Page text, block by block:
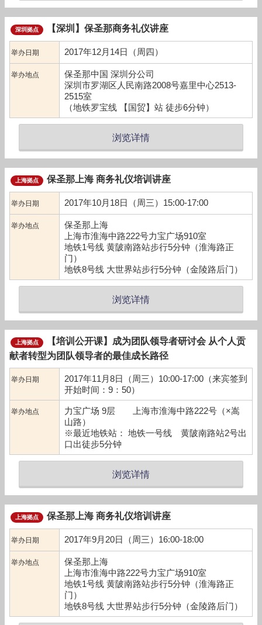
深圳拠点 【深圳】保圣那商务礼仪讲座
举办日期 2017年12月14日（周四）
举办地点
保圣那中国 深圳分公司
深圳市罗湖区人民南路2008号嘉里中心2513-
2515室
（地铁罗宝线 【国贸】站 徒步6分钟）
浏览详情
上海拠点 保圣那上海 商务礼仪培训讲座
举办日期 2017年10月18日（周三）15:00-17:00
举办地点
保圣那上海
上海市淮海中路222号力宝广场910室
地铁1号线 黄陂南路站步行5分钟（淮海路正
门）
地铁8号线 大世界站步行5分钟（金陵路后门）
浏览详情
上海拠点
【培训公开课】成为团队领导者研讨会 从个人贡
献者转型为团队领导者的最佳成长路径
举办日期
2017年11月8日（周三）10:00-17:00（来宾签到
开始时间：9：50）
举办地点
力宝广场 9层 上海市淮海中路222号（×嵩
山路）
※最近地铁站： 地铁一号线 黄陂南路站2号出
口出徒步5分钟
浏览详情
上海拠点 保圣那上海 商务礼仪培训讲座
举办日期 2017年9月20日（周三）16:00-18:00
举办地点
保圣那上海
上海市淮海中路222号力宝广场910室
地铁1号线 黄陂南路站步行5分钟（淮海路正
门）
地铁8号线 大世界站步行5分钟（金陵路后门）